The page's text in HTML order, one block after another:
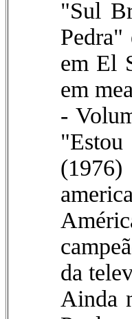
"Sul
em El
em
-
da
Ainda